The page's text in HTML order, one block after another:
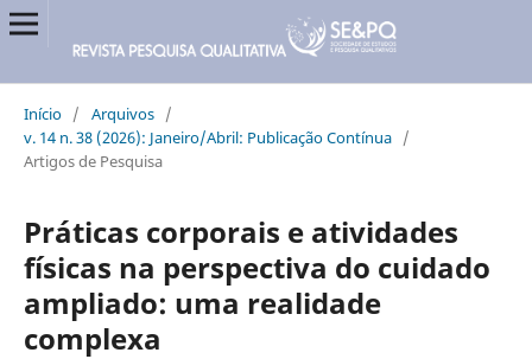
Início / Arquivos /
v. 14 n. 38 (2026): Janeiro/Abril: Publicação Contínua /
Artigos de Pesquisa
Práticas corporais e atividades
físicas na perspectiva do cuidado
ampliado: uma realidade
complexa